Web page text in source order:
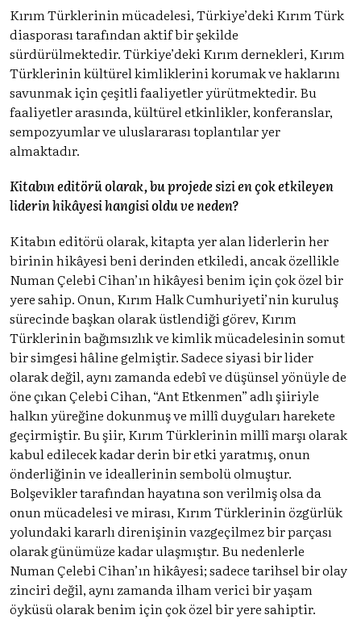
Kırım Türklerinin mücadelesi, Türkiye’deki Kırım Türk
diasporası tarafından aktif bir şekilde
sürdürülmektedir. Türkiye’deki Kırım dernekleri, Kırım
Türklerinin kültürel kimliklerini korumak ve haklarını
savunmak için çeşitli faaliyetler yürütmektedir. Bu
faaliyetler arasında, kültürel etkinlikler, konferanslar,
sempozyumlar ve uluslararası toplantılar yer
almaktadır.
Kitabın editörü olarak, bu projede sizi en çok etkileyen
liderin hikâyesi hangisi oldu ve neden?
Kitabın editörü olarak, kitapta yer alan liderlerin her
birinin hikâyesi beni derinden etkiledi, ancak özellikle
Numan Çelebi Cihan’ın hikâyesi benim için çok özel bir
yere sahip. Onun, Kırım Halk Cumhuriyeti’nin kuruluş
sürecinde başkan olarak üstlendiği görev, Kırım
Türklerinin bağımsızlık ve kimlik mücadelesinin somut
bir simgesi hâline gelmiştir. Sadece siyasi bir lider
olarak değil, aynı zamanda edebî ve düşünsel yönüyle de
öne çıkan Çelebi Cihan, “Ant Etkenmen” adlı şiiriyle
halkın yüreğine dokunmuş ve millî duyguları harekete
geçirmiştir. Bu şiir, Kırım Türklerinin millî marşı olarak
kabul edilecek kadar derin bir etki yaratmış, onun
önderliğinin ve ideallerinin sembolü olmuştur.
Bolşevikler tarafından hayatına son verilmiş olsa da
onun mücadelesi ve mirası, Kırım Türklerinin özgürlük
yolundaki kararlı direnişinin vazgeçilmez bir parçası
olarak günümüze kadar ulaşmıştır. Bu nedenlerle
Numan Çelebi Cihan’ın hikâyesi; sadece tarihsel bir olay
zinciri değil, aynı zamanda ilham verici bir yaşam
öyküsü olarak benim için çok özel bir yere sahiptir.